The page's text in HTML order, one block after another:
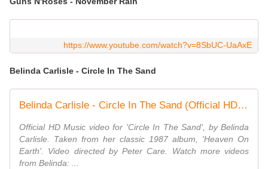
https://www.youtube.com/watch?v=8SbUC-UaAxE
Belinda Carlisle - Circle In The Sand
Belinda Carlisle - Circle In The Sand (Official HD Music Video)
Official HD Music video for 'Circle In The Sand', by Belinda
Carlisle. Taken from her classic 1987 album, 'Heaven On
Earth'. Video directed by Peter Care. Watch more videos
from Belinda: ...